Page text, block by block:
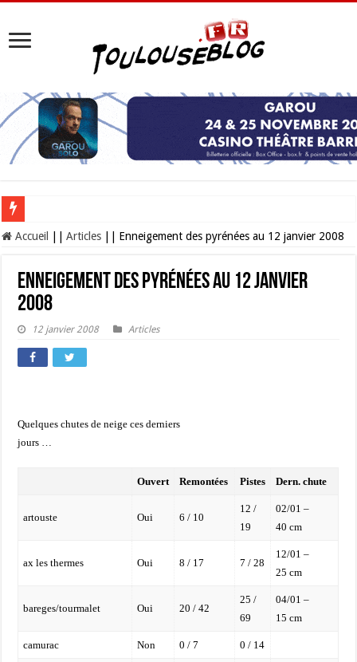
Les Nocturnes de la Cité de l’espace 2026 : l’événement incontournable de
Accueil Articles Enneigement des pyrénées au 12 janvier 2008
Enneigement des pyrénées au 12 janvier
2008
12 janvier 2008 Articles
Quelques chutes de neige ces derniers
jours …
Ouvert Remontées Pistes Dern. chute
artouste Oui 6 / 10
12 /
19
02/01 –
40 cm
ax les thermes Oui 8 / 17 7 / 28
12/01 –
25 cm
bareges/tourmalet Oui 20 / 42
25 /
69
04/01 –
15 cm
camurac Non 0 / 7 0 / 14